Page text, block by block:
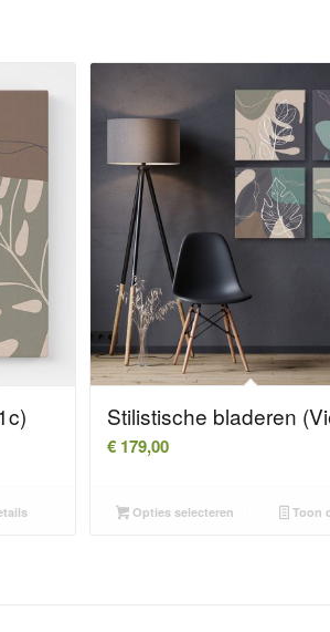
Stilistische bladeren
€ 179,00
Opties selecteren Toon